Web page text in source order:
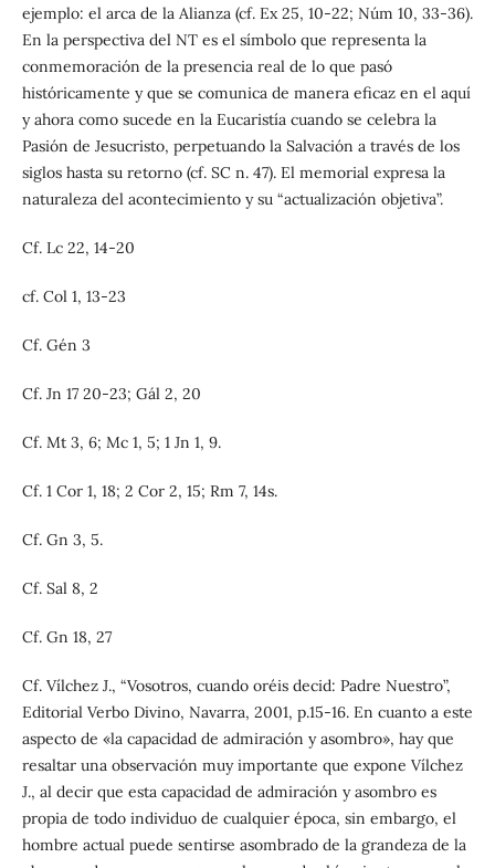
ejemplo: el arca de la Alianza (cf. Ex 25, 10-22; Núm 10, 33-36).
En la perspectiva del NT es el símbolo que representa la
conmemoración de la presencia real de lo que pasó
históricamente y que se comunica de manera eficaz en el aquí
y ahora como sucede en la Eucaristía cuando se celebra la
Pasión de Jesucristo, perpetuando la Salvación a través de los
siglos hasta su retorno (cf. SC n. 47). El memorial expresa la
naturaleza del acontecimiento y su “actualización objetiva”.
Cf. Lc 22, 14-20
cf. Col 1, 13-23
Cf. Gén 3
Cf. Jn 17 20-23; Gál 2, 20
Cf. Mt 3, 6; Mc 1, 5; 1 Jn 1, 9.
Cf. 1 Cor 1, 18; 2 Cor 2, 15; Rm 7, 14s.
Cf. Gn 3, 5.
Cf. Sal 8, 2
Cf. Gn 18, 27
Cf. Vílchez J., “Vosotros, cuando oréis decid: Padre Nuestro”,
Editorial Verbo Divino, Navarra, 2001, p.15-16. En cuanto a este
aspecto de «la capacidad de admiración y asombro», hay que
resaltar una observación muy importante que expone Vílchez
J., al decir que esta capacidad de admiración y asombro es
propia de todo individuo de cualquier época, sin embargo, el
hombre actual puede sentirse asombrado de la grandeza de la